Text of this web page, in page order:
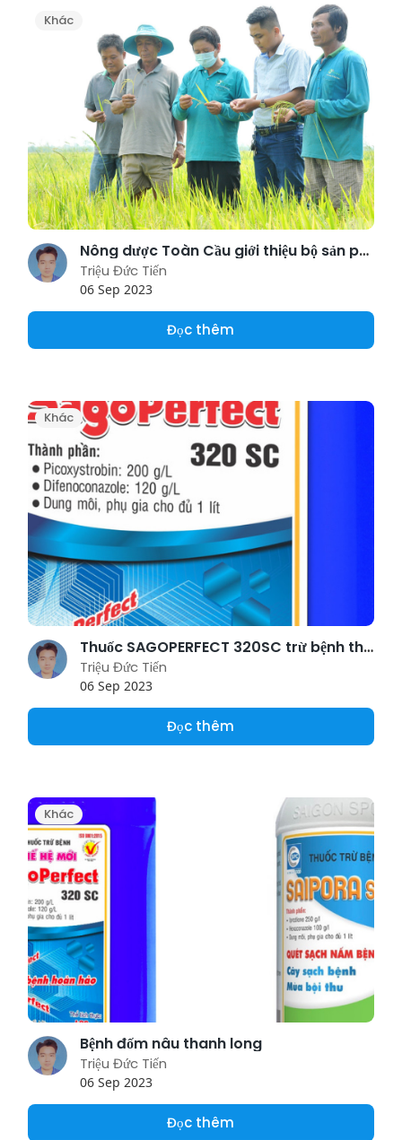
Khác
Nông dược Toàn Cầu giới thiệu bộ sản phẩm hoàn hảo bảo vệ cây lúa
Triệu Đức Tiến
06 Sep 2023
Đọc thêm
Khác
Thuốc SAGOPERFECT 320SC trừ bệnh thán thư cà phê
Triệu Đức Tiến
06 Sep 2023
Đọc thêm
Khác
Bệnh đốm nâu thanh long
Triệu Đức Tiến
06 Sep 2023
Đọc thêm